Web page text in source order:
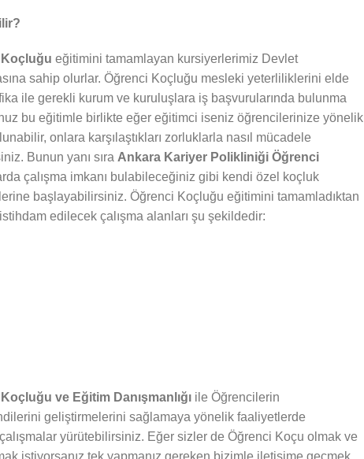
eğitimini tamamlayan kursiyerlerimiz Devlet
sahip olurlar. Öğrenci Koçluğu mesleki yeterliliklerini elde
ile gerekli kurum ve kuruluşlara iş başvurularında bulunma
bu eğitimle birlikte eğer eğitimci iseniz öğrencilerinize yönelik
onlara karşılaştıkları zorluklarla nasıl mücadele
Bunun yanı sıra Ankara Kariyer Polikliniği Öğrenci
çalışma imkanı bulabileceğiniz gibi kendi özel koçluk
başlayabilirsiniz. Öğrenci Koçluğu eğitimini tamamladıktan
edilecek çalışma alanları şu şekildedir:
ve Eğitim Danışmanlığı ile Öğrencilerin
geliştirmelerini sağlamaya yönelik faaliyetlerde
yürütebilirsiniz. Eğer sizler de Öğrenci Koçu olmak ve